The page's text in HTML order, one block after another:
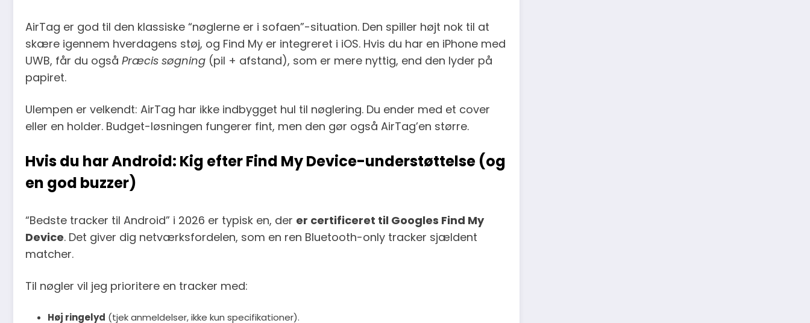
AirTag er god til den klassiske “nøglerne er i sofaen”-situation. Den spiller højt nok til at
skære igennem hverdagens støj, og Find My er integreret i iOS. Hvis du har en iPhone med
UWB, får du også Præcis søgning (pil + afstand), som er mere nyttig, end den lyder på
papiret.
Ulempen er velkendt: AirTag har ikke indbygget hul til nøglering. Du ender med et cover
eller en holder. Budget-løsningen fungerer fint, men den gør også AirTag’en større.
Hvis du har Android: Kig efter Find My Device-understøttelse (og
en god buzzer)
“Bedste tracker til Android” i 2026 er typisk en, der er certificeret til Googles Find My
Device. Det giver dig netværksfordelen, som en ren Bluetooth-only tracker sjældent
matcher.
Til nøgler vil jeg prioritere en tracker med:
Høj ringelyd (tjek anmeldelser, ikke kun specifikationer).